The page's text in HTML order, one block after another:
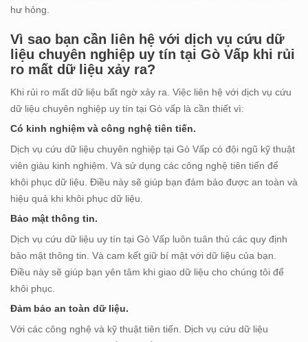
hư hỏng.
Vì sao bạn cần liên hệ với dịch vụ cứu dữ
liệu chuyên nghiệp uy tín tại Gò Vấp khi rủi
ro mất dữ liệu xảy ra?
Khi rủi ro mất dữ liệu bất ngờ xảy ra. Việc liên hệ với dịch vụ cứu
dữ liệu chuyên nghiệp uy tín tại Gò vấp là cần thiết vì:
Có kinh nghiệm và công nghệ tiên tiến.
Dịch vụ cứu dữ liệu chuyên nghiệp tại Gò Vấp có đội ngũ kỹ thuật
viên giàu kinh nghiệm. Và sử dụng các công nghệ tiên tiến để
khôi phục dữ liệu. Điều này sẽ giúp bạn đảm bảo được an toàn và
hiệu quả khi khôi phục dữ liệu.
Bảo mật thông tin.
Dịch vụ cứu dữ liệu uy tín tại Gò Vấp luôn tuân thủ các quy định
bảo mật thông tin. Và cam kết giữ bí mật với dữ liệu của bạn.
Điều này sẽ giúp bạn yên tâm khi giao dữ liệu cho chúng tôi để
khôi phục.
Đảm bảo an toàn dữ liệu.
Với các công nghệ và kỹ thuật tiên tiến. Dịch vụ cứu dữ liệu